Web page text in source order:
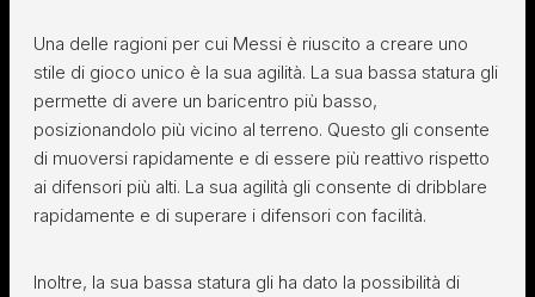
Una delle ragioni per cui Messi è riuscito a creare uno
stile di gioco unico è la sua agilità. La sua bassa statura gli
permette di avere un baricentro più basso,
posizionandolo più vicino al terreno. Questo gli consente
di muoversi rapidamente e di essere più reattivo rispetto
ai difensori più alti. La sua agilità gli consente di dribblare
rapidamente e di superare i difensori con facilità.
Inoltre, la sua bassa statura gli ha dato la possibilità di